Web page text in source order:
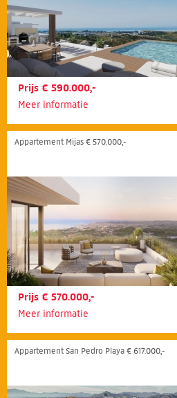
Prijs € 590.000,-
Meer informatie
Appartement Mijas € 570.000,-
Prijs € 570.000,-
Meer informatie
Appartement San Pedro Playa € 617.000,-